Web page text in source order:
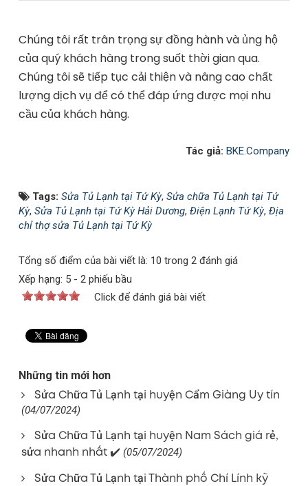
Chúng tôi rất trân trọng sự đồng hành và ủng hộ
của quý khách hàng trong suốt thời gian qua.
Chúng tôi sẽ tiếp tục cải thiện và nâng cao chất
lượng dịch vụ để có thể đáp ứng được mọi nhu
cầu của khách hàng.
Tác giả: BKE.Company
Tags: Sửa Tủ Lạnh tại Tứ Kỳ, Sửa chữa Tủ Lạnh tại Tứ
Kỳ, Sửa Tủ Lạnh tại Tứ Kỳ Hải Dương, Điện Lạnh Tứ Kỳ, Địa
chỉ thợ sửa Tủ Lạnh tại Tứ Kỳ
Tổng số điểm của bài viết là: 10 trong 2 đánh giá
Xếp hạng: 5 - 2 phiếu bầu
Click để đánh giá bài viết
Những tin mới hơn
Sửa Chữa Tủ Lạnh tại huyện Cẩm Giàng Uy tín
(04/07/2024)
Sửa Chữa Tủ Lạnh tại huyện Nam Sách giá rẻ,
sửa nhanh nhất ✔️ (05/07/2024)
Sửa Chữa Tủ Lạnh tại Thành phố Chí Lính kỹ